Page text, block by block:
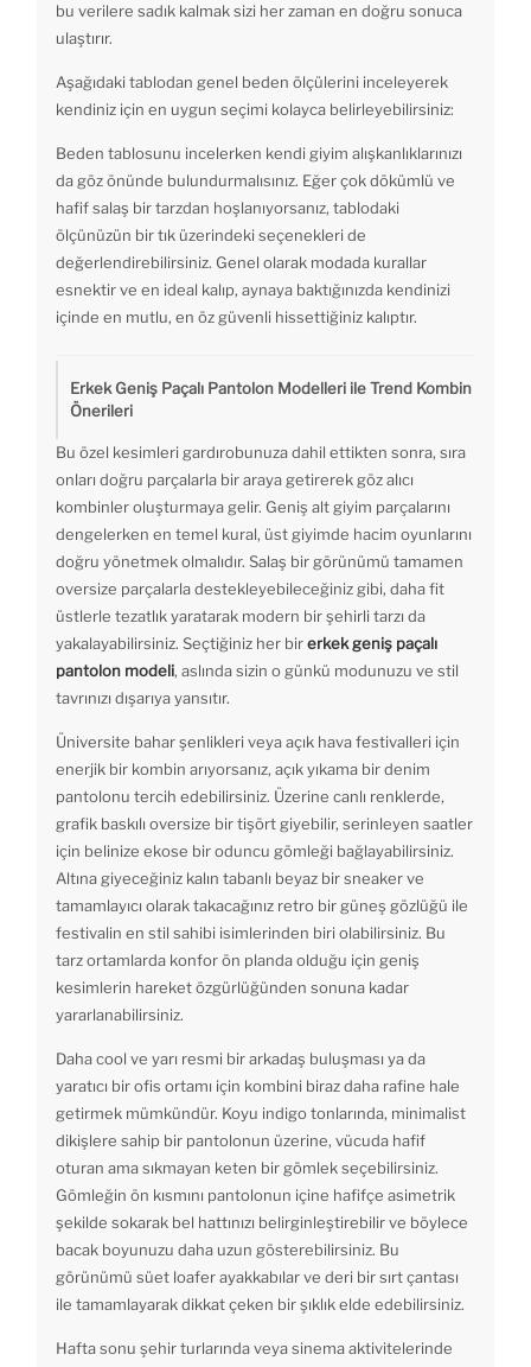
bu verilere sadık kalmak sizi her zaman en doğru sonuca
ulaştırır.
Aşağıdaki tablodan genel beden ölçülerini inceleyerek
kendiniz için en uygun seçimi kolayca belirleyebilirsiniz:
Beden tablosunu incelerken kendi giyim alışkanlıklarınızı
da göz önünde bulundurmalısınız. Eğer çok dökümlü ve
hafif salaş bir tarzdan hoşlanıyorsanız, tablodaki
ölçünüzün bir tık üzerindeki seçenekleri de
değerlendirebilirsiniz. Genel olarak modada kurallar
esnektir ve en ideal kalıp, aynaya baktığınızda kendinizi
içinde en mutlu, en öz güvenli hissettiğiniz kalıptır.
Erkek Geniş Paçalı Pantolon Modelleri ile Trend Kombin
Önerileri
Bu özel kesimleri gardırobunuza dahil ettikten sonra, sıra
onları doğru parçalarla bir araya getirerek göz alıcı
kombinler oluşturmaya gelir. Geniş alt giyim parçalarını
dengelerken en temel kural, üst giyimde hacim oyunlarını
doğru yönetmek olmalıdır. Salaş bir görünümü tamamen
oversize parçalarla destekleyebileceğiniz gibi, daha fit
üstlerle tezatlık yaratarak modern bir şehirli tarzı da
yakalayabilirsiniz. Seçtiğiniz her birerkek geniş paçalı
pantolon modeli, aslında sizin o günkü modunuzu ve stil
tavrınızı dışarıya yansıtır.
Üniversite bahar şenlikleri veya açık hava festivalleri için
enerjik bir kombin arıyorsanız, açık yıkama bir denim
pantolonu tercih edebilirsiniz. Üzerine canlı renklerde,
grafik baskılı oversize bir tişört giyebilir, serinleyen saatler
için belinize ekose bir oduncu gömleği bağlayabilirsiniz.
Altına giyeceğiniz kalın tabanlı beyaz bir sneaker ve
tamamlayıcı olarak takacağınız retro bir güneş gözlüğü ile
festivalin en stil sahibi isimlerinden biri olabilirsiniz. Bu
tarz ortamlarda konfor ön planda olduğu için geniş
kesimlerin hareket özgürlüğünden sonuna kadar
yararlanabilirsiniz.
Daha cool ve yarı resmi bir arkadaş buluşması ya da
yaratıcı bir ofis ortamı için kombini biraz daha rafine hale
getirmek mümkündür. Koyu indigo tonlarında, minimalist
dikişlere sahip bir pantolonun üzerine, vücuda hafif
oturan ama sıkmayan keten bir gömlek seçebilirsiniz.
Gömleğin ön kısmını pantolonun içine hafifçe asimetrik
şekilde sokarak bel hattınızı belirginleştirebilir ve böylece
bacak boyunuzu daha uzun gösterebilirsiniz. Bu
görünümü süet loafer ayakkabılar ve deri bir sırt çantası
ile tamamlayarak dikkat çeken bir şıklık elde edebilirsiniz.
Hafta sonu şehir turlarında veya sinema aktivitelerinde